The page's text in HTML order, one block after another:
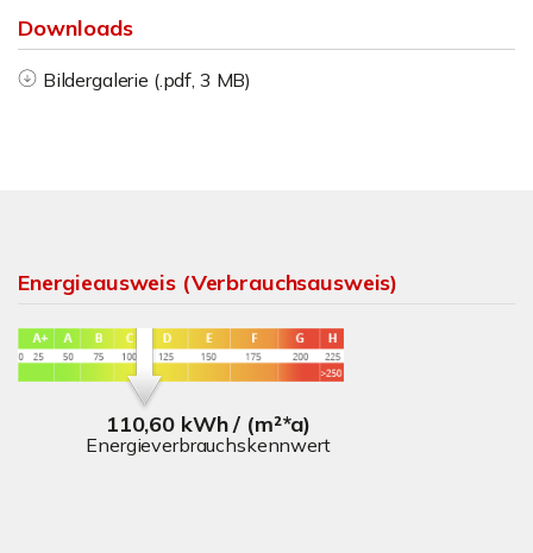
Downloads
Bildergalerie (.pdf, 3 MB)
Energieausweis (Verbrauchsausweis)
110,60 kWh / (m²*a)
Energieverbrauchskennwert